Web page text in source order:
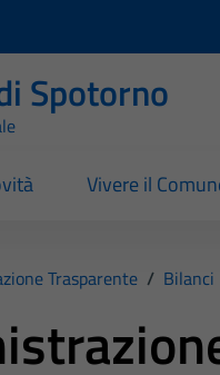
Spotorno
Vivere il
Trasparente / Bilanci